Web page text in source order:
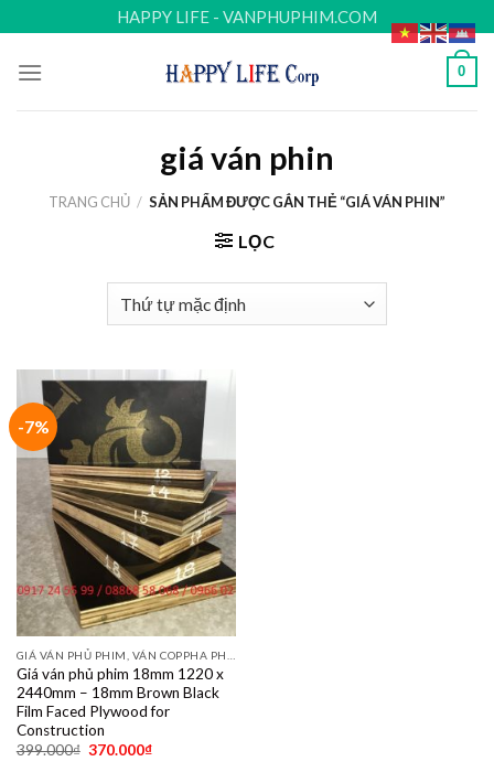
to
content
HAPPY LIFE - VANPHUPHIM.COM
0
giá ván phin
TRANG CHỦ / SẢN PHẨM ĐƯỢC GẮN THẺ “GIÁ VÁN PHIN”
LỌC
-7%
Giá ván phủ phim 18mm 1220 x
2440mm – 18mm Brown Black
Film Faced Plywood for
Construction
399.000₫ 370.000₫